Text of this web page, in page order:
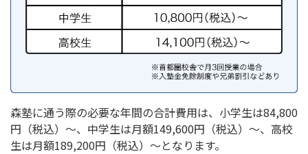
森塾に通う際の必要な年間の合計費用は、小学生は84,800
円（税込）～、中学生は月額149,600円（税込）〜、高校
生は月額189,200円（税込）〜となります。